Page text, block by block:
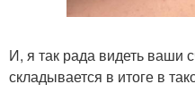
И, я так рада видеть ваши
складывается в итоге в